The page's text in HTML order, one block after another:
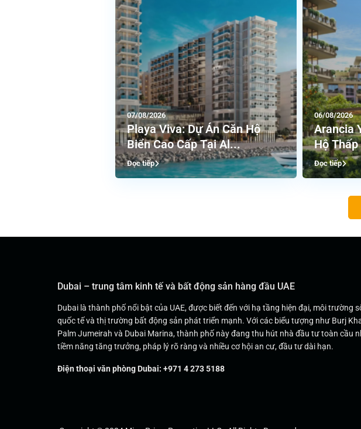
07/08/2026
Playa Viva: Dự Án Căn Hộ
Biển Cao Cấp Tại Al...
Đọc tiếp
06/08/2026
Arancia
Hộ
Đọc tiếp
Dubai – trung tâm kinh tế và bất động sản hàng đầu UAE
Dubai là thành phố nổi bật của UAE, được biết đến với hạ tầng hiện đại, môi trường
quốc tế và thị trường bất động sản phát triển mạnh. Với các biểu tượng như Burj
Palm Jumeirah và Dubai Marina, thành phố này đang thu hút nhà đầu tư toàn cầu
tiềm năng tăng trưởng, pháp lý rõ ràng và nhiều cơ hội an cư, đầu tư dài hạn.
Điện thoại văn phòng Dubai: +971 4 273 5188